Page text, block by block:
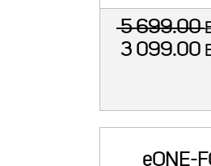
5 699.00
3 099.00
eONE-